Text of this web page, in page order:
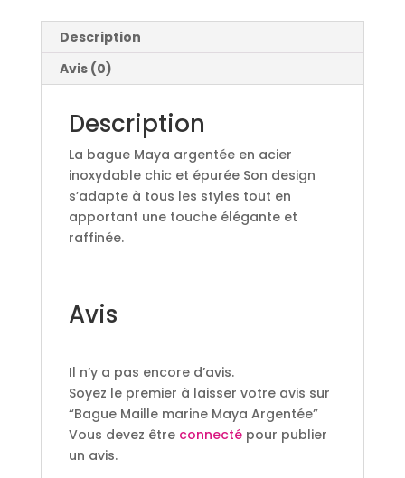
Description
Avis (0)
Description
La bague Maya argentée en acier
inoxydable chic et épurée Son design
s’adapte à tous les styles tout en
apportant une touche élégante et
raffinée.
Avis
Il n’y a pas encore d’avis.
Soyez le premier à laisser votre avis sur
“Bague Maille marine Maya Argentée”
Vous devez être connectépour publier
un avis.